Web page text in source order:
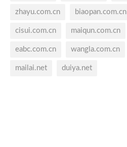
zhayu.com.cn biaopan.com.cn
cisui.com.cn maiqun.com.cn
eabc.com.cn wangla.com.cn
mailai.net duiya.net